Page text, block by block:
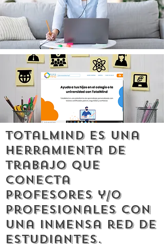
TotalMind es una
herramienta de
trabajo que
conecta
profesores y/o
profesionales con
una inmensa red de
estudiantes.